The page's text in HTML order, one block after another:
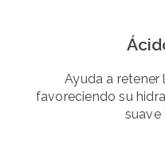
Ayuda a retener
favoreciendo su
suave